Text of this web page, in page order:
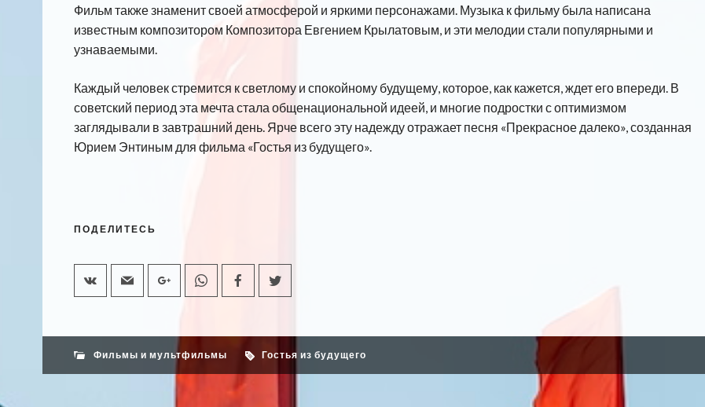
Фильм также знаменит своей атмосферой и яркими персонажами. Музыка к фильму была написана
известным композитором Композитора Евгением Крылатовым, и эти мелодии стали популярными и
узнаваемыми.
Каждый человек стремится к светлому и спокойному будущему, которое, как кажется, ждет его впереди. В
советский период эта мечта стала общенациональной идеей, и многие подростки с оптимизмом
заглядывали в завтрашний день. Ярче всего эту надежду отражает песня «Прекрасное далеко», созданная
Юрием Энтиным для фильма «Гостья из будущего».
ПОДЕЛИТЕСЬ
Фильмы и мультфильмы Гостья из будущего